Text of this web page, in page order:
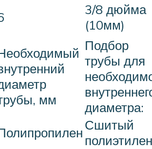
3/8 дюйма
(10мм)
мм
Подбор
трубы для
диаметра:
Сшитый
полиэтилен